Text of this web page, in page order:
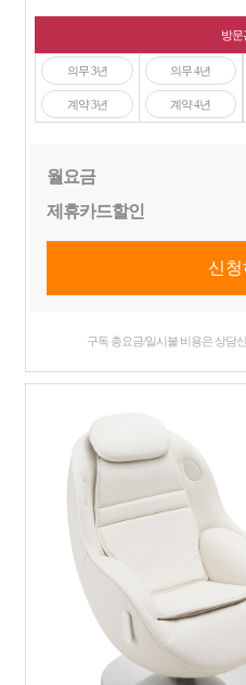
방문
의무 3년
계약 3년
의무 4년
계약 4년
월요금
제휴카드할인
구독 총요금/일시불 비용은 상담